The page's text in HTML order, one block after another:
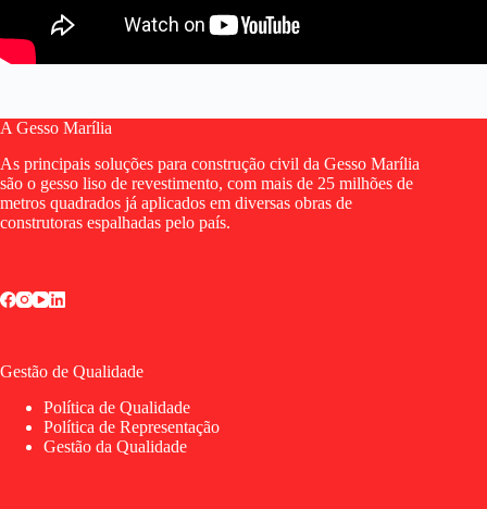
A Gesso Marília
As principais soluções para construção civil da Gesso Marília
são o gesso liso de revestimento, com mais de 25 milhões de
metros quadrados já aplicados em diversas obras de
construtoras espalhadas pelo país.
Gestão de Qualidade
Política de Qualidade
Política de Representação
Gestão da Qualidade